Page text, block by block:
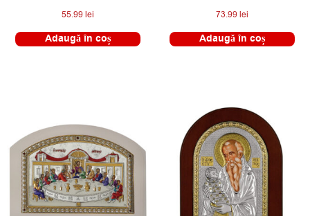
55.99lei
Adaugă în coș
73.99lei
Adaugă în coș